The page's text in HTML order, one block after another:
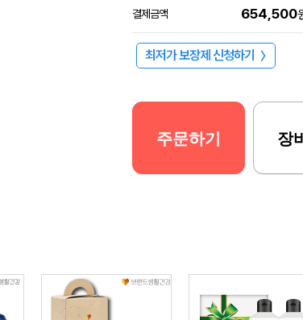
결제금액 654,500
최저가 보장제 신청하기 〉
주문하기 장